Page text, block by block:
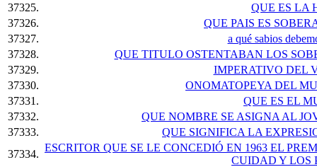
37325.
QUE ES LA
37326.
QUE PAIS ES
37327.
a qué sabios
37328.
QUE TITULO OSTENTABAN LOS
37329.
IMPERATIVO DEL
37330.
ONOMATOPEYA DEL
37331.
QUE ES EL
37332.
QUE NOMBRE SE ASIGNA AL
37333.
QUE SIGNIFICA LA
37334.
ESCRITOR QUE SE LE CONCEDIÓ EN 1963 EL
CUIDAD Y LOS